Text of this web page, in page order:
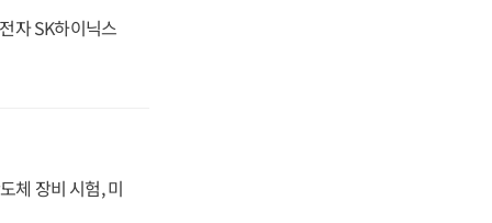
자 SK하이닉스
체 장비 시험, 미